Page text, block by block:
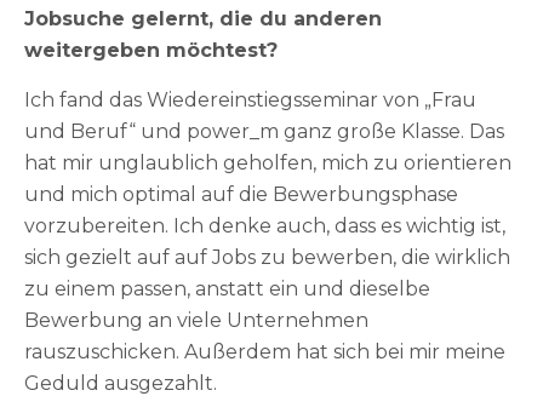
Jobsuche gelernt, die du anderen
weitergeben möchtest?
Ich fand das Wiedereinstiegsseminar von „Frau
und Beruf“ und power_m ganz große Klasse. Das
hat mir unglaublich geholfen, mich zu orientieren
und mich optimal auf die Bewerbungsphase
vorzubereiten. Ich denke auch, dass es wichtig ist,
sich gezielt auf auf Jobs zu bewerben, die wirklich
zu einem passen, anstatt ein und dieselbe
Bewerbung an viele Unternehmen
rauszuschicken. Außerdem hat sich bei mir meine
Geduld ausgezahlt.